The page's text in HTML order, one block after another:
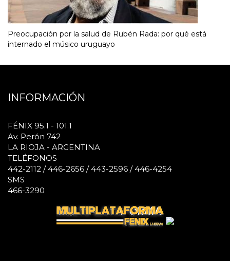
Preocupación por la salud de Rubén Rada: por qué está
internado el músico uruguayo
INFORMACIÓN
FÉNIX 95.1 - 101.1
Av. Perón 742
LA RIOJA - ARGENTINA
TELÉFONOS
442-2112 / 446-2656 / 443-2596 / 446-4254
SMS
466-3290